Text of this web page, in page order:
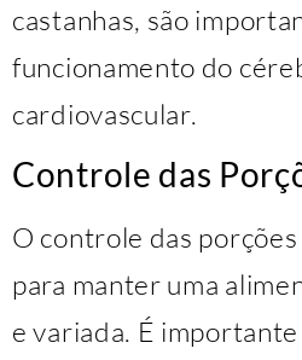
castanhas, são
funcionamento do
cardiovascular.
Controle das
O controle das
para manter uma
e variada. É